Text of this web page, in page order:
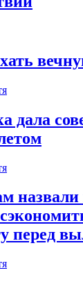
дала
перед